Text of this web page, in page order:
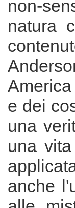
non-
natura
e dei
una
una
anche